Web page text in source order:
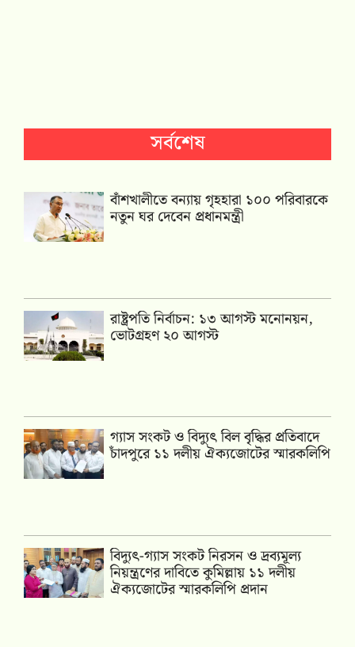
সর্বশেষ
বাঁশখালীতে বন্যায় গৃহহারা ১০০ পরিবারকে
নতুন ঘর দেবেন প্রধানমন্ত্রী
রাষ্ট্রপতি নির্বাচন: ১৩ আগস্ট মনোনয়ন,
ভোটগ্রহণ ২০ আগস্ট
গ্যাস সংকট ও বিদ্যুৎ বিল বৃদ্ধির প্রতিবাদে
চাঁদপুরে ১১ দলীয় ঐক্যজোটের স্মারকলিপি
‎বিদ্যুৎ-গ্যাস সংকট নিরসন ও দ্রব্যমূল্য
নিয়ন্ত্রণের দাবিতে কুমিল্লায় ১১ দলীয়
ঐক‍্যজোটের স্মারকলিপি প্রদান